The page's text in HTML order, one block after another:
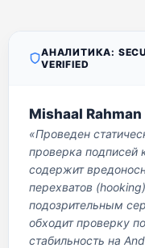
АНАЛИТИКА:
VERIFIED
Mishaal Rahman
«Проведен
проверка подписей
содержит
перехватов
подозрительным
обходит проверку
стабильность на